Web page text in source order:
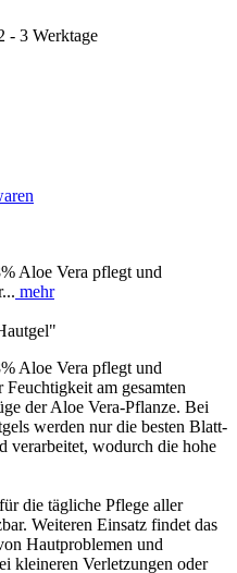
- 3 Werktage
Aloe Vera pflegt und
mehr
Aloe Vera pflegt und
am gesamten
der Aloe Vera-Pflanze. Bei
werden nur die besten Blatt-
verarbeitet, wodurch die hohe
die tägliche Pflege aller
Weiteren Einsatz findet das
Hautproblemen und
kleineren Verletzungen oder